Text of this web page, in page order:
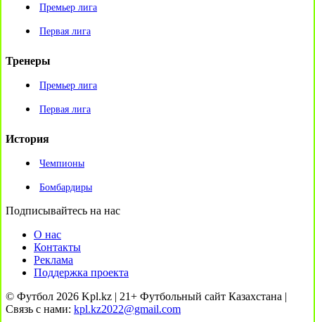
Премьер лига
Первая лига
Тренеры
Премьер лига
Первая лига
История
Чемпионы
Бомбардиры
Подписывайтесь на нас
О нас
Контакты
Реклама
Поддержка проекта
© Футбол 2026 Kpl.kz | 21+ Футбольный сайт Казахстана |
Связь с нами: kpl.kz2022@gmail.com